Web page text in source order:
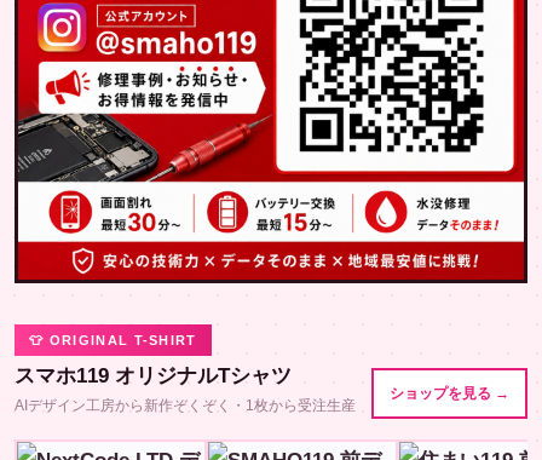
👕 ORIGINAL T-SHIRT
スマホ119 オリジナルTシャツ
AIデザイン工房から新作ぞくぞく・1枚から受注生産
ショップを見る →